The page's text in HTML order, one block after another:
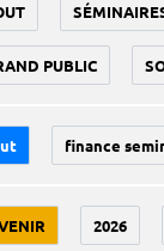
PUBLIC
finance
2026